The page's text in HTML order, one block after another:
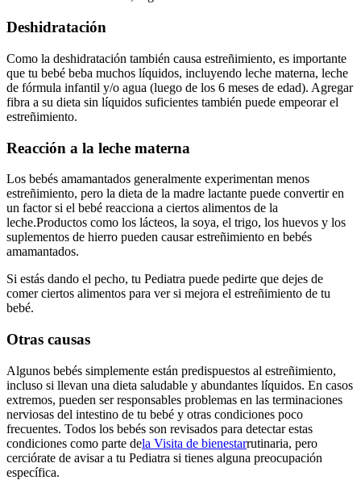
Deshidratación
Como la deshidratación también causa estreñimiento, es importante
que tu bebé beba muchos líquidos, incluyendo leche materna, leche
de fórmula infantil y/o agua (luego de los 6 meses de edad). Agregar
fibra a su dieta sin líquidos suficientes también puede empeorar el
estreñimiento.
Reacción a la leche materna
Los bebés amamantados generalmente experimentan menos
estreñimiento, pero la dieta de la madre lactante puede convertir en
un factor si el bebé reacciona a ciertos alimentos de la
leche.Productos como los lácteos, la soya, el trigo, los huevos y los
suplementos de hierro pueden causar estreñimiento en bebés
amamantados.
Si estás dando el pecho, tu Pediatra puede pedirte que dejes de
comer ciertos alimentos para ver si mejora el estreñimiento de tu
bebé.
Otras causas
Algunos bebés simplemente están predispuestos al estreñimiento,
incluso si llevan una dieta saludable y abundantes líquidos. En casos
extremos, pueden ser responsables problemas en las terminaciones
nerviosas del intestino de tu bebé y otras condiciones poco
frecuentes. Todos los bebés son revisados para detectar estas
condiciones como parte dela Visita de bienestarrutinaria, pero
cerciórate de avisar a tu Pediatra si tienes alguna preocupación
específica.